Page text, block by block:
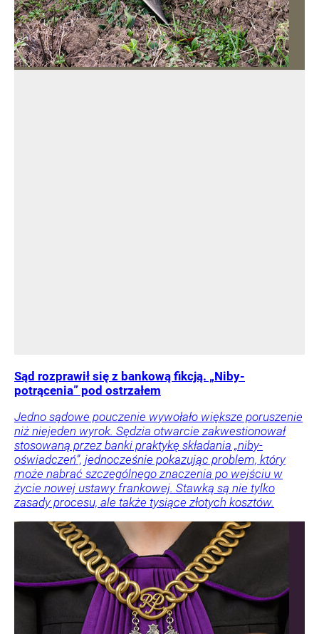
Sąd rozprawił się z bankową fikcją. „Niby-
potrącenia” pod ostrzałem
Jedno sądowe pouczenie wywołało większe poruszenie
niż niejeden wyrok. Sędzia otwarcie zakwestionował
stosowaną przez banki praktykę składania „niby-
oświadczeń”, jednocześnie pokazując problem, który
może nabrać szczególnego znaczenia po wejściu w
życie nowej ustawy frankowej. Stawką są nie tylko
zasady procesu, ale także tysiące złotych kosztów.